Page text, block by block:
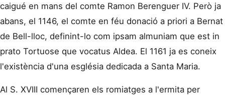
caigué en mans del comte Ramon Berenguer IV. Però ja
abans, el 1146, el comte en féu donació a priori a Bernat
de Bell-lloc, definint-lo com ipsam almuniam que est in
prato Tortuose que vocatus Aldea. El 1161 ja es coneix
l'existència d'una església dedicada a Santa Maria.
Al S. XVIII començaren els romiatges a l'ermita per